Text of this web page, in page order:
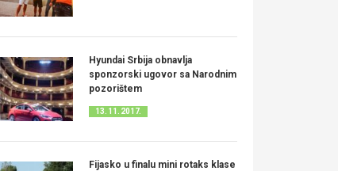
Hyundai Srbija obnavlja
sponzorski ugovor sa Narodnim
pozorištem
13. 11. 2017.
Fijasko u finalu mini rotaks klase